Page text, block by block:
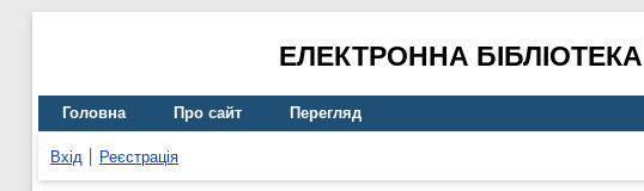
ЕЛЕКТРОННА
Головна Про сайт Перегляд
Вхід Реєстрація